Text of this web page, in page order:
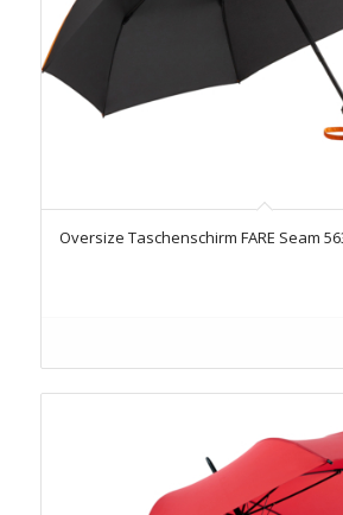
Oversize Taschenschirm FARE Seam